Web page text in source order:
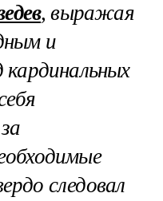
, выражая
и
кардинальных
следовал